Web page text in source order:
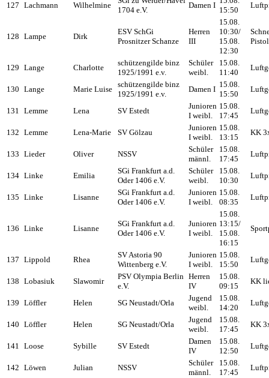
127 Lachmann Wilhelmine
1704 e.V.
Damen I
15:50
128 Lampe Dirk
ESV SchGi
Prosnitzer Schanze
Herren
III
15.08.
10:30/
15.08.
12:30
129 Lange Charlotte
schützengilde binz
1925/1991 e.v.
Schüler
weibl.
15.08.
11:40
130 Lange Marie Luise
schützengilde binz
1925/1991 e.v.
Damen I
15.08.
15:50
131 Lemme Lena SV Estedt
Junioren
I weibl.
15.08.
17:45
132 Lemme Lena-Marie SV Gölzau
Junioren
I weibl.
15.08.
13:15
KK
133 Lieder Oliver NSSV
Schüler
männl.
15.08.
17:45
134 Linke Emilia
SGi Frankfurt a.d.
Oder 1406 e.V.
Schüler
weibl.
15.08.
10:30
135 Linke Lisanne
SGi Frankfurt a.d.
Oder 1406 e.V.
Junioren
I weibl.
15.08.
08:35
136 Linke Lisanne
SGi Frankfurt a.d.
Oder 1406 e.V.
Junioren
I weibl.
15.08.
13:15/
15.08.
16:15
137 Lippold Rhea
SV Astoria 90
Wittenberg e.V.
Junioren
I weibl.
15.08.
15:50
138 Lobasiuk Slawomir
PSV Olympia Berlin
e.V.
Herren
IV
15.08.
09:15
KK
139 Löffler Helen SG Neustadt/Orla
Jugend
weibl.
15.08.
14:20
140 Löffler Helen SG Neustadt/Orla
Jugend
weibl.
15.08.
17:45
KK
141 Loose Sybille SV Estedt
Damen
IV
15.08.
12:50
142 Löwen Julian NSSV
Schüler
männl.
15.08.
17:45